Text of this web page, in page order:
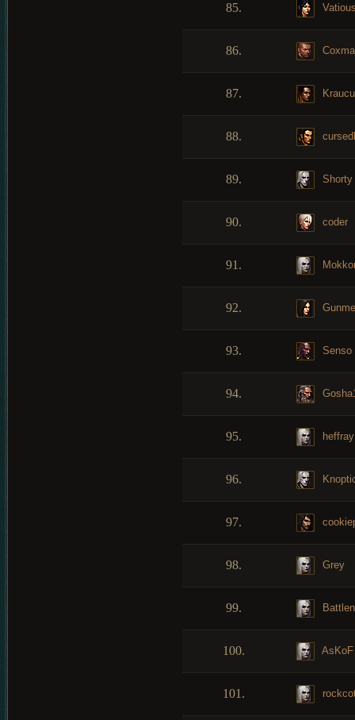
85.
86.
87.
88.
89. Shorty
90. coder
91.
92.
93. Senso
94.
95. heffray
96.
97.
98. Grey
99.
100. AsKoF
101.